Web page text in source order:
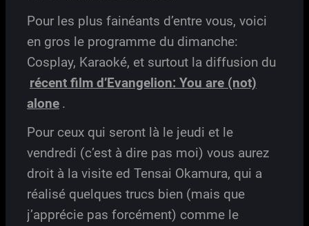
Pour les plus fainéants d’entre vous, voici
en gros le programme du dimanche:
Cosplay, Karaoké, et surtout la diffusion du
récent film d’Evangelion: You are (not)
alone .
Pour ceux qui seront là le jeudi et le
vendredi (c’est à dire pas moi) vous aurez
droit à la visite ed Tensai Okamura, qui a
réalisé quelques trucs bien (mais que
j’apprécie pas forcément) comme le